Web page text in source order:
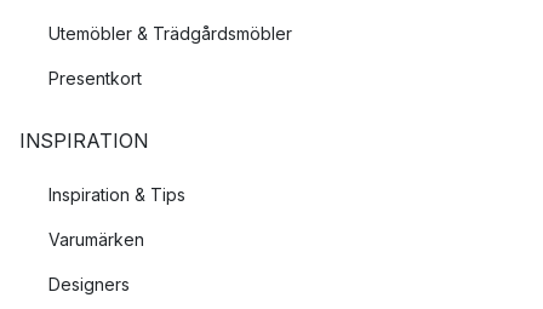
Utemöbler & Trädgårdsmöbler
Presentkort
INSPIRATION
Inspiration & Tips
Varumärken
Designers